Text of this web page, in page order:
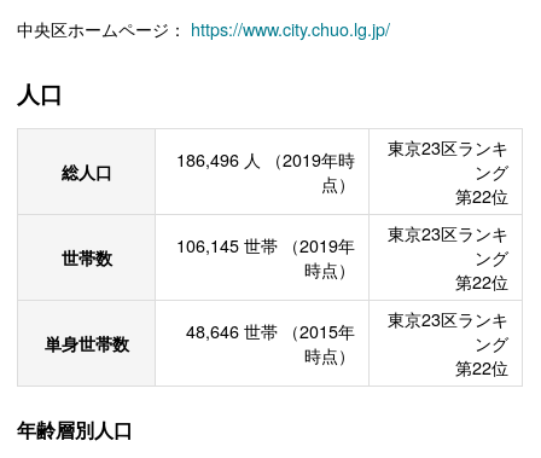
中央区ホームページ： https://www.city.chuo.lg.jp/
人口
総人口 186,496 人
（2019年時
点）
東京23区ランキ
ング
第22位
世帯数 106,145 世帯
（2019年
時点）
東京23区ランキ
ング
第22位
単身世帯数 48,646 世帯
（2015年
時点）
東京23区ランキ
ング
第22位
年齢層別人口